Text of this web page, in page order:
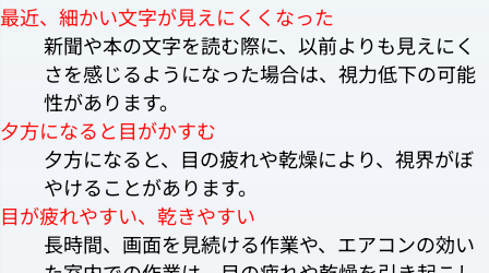
最近、細かい文字が見えにくくなった
新聞や本の文字を読む際に、以前よりも見えにく
さを感じるようになった場合は、視力低下の可能
性があります。
夕方になると目がかすむ
夕方になると、目の疲れや乾燥により、視界がぼ
やけることがあります。
目が疲れやすい、乾きやすい
長時間、画面を見続ける作業や、エアコンの効い